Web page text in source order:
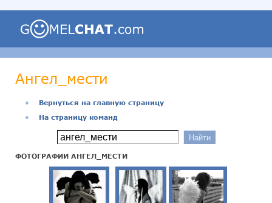
Ангел_мести
●
Вернуться на главную страницу
●
На страницу команд
ФОТОГРАФИИ АНГЕЛ_МЕСТИ